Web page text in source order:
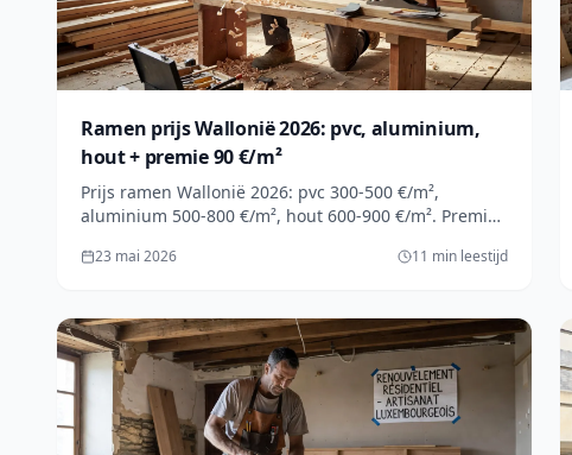
Ramen prijs Wallonië 2026: pvc, aluminium,
hout + premie 90 €/m²
Prijs ramen Wallonië 2026: pvc 300-500 €/m²,
aluminium 500-800 €/m², hout 600-900 €/m². Premie
offerte binnen 24u.
23 mai 2026 11 min leestijd